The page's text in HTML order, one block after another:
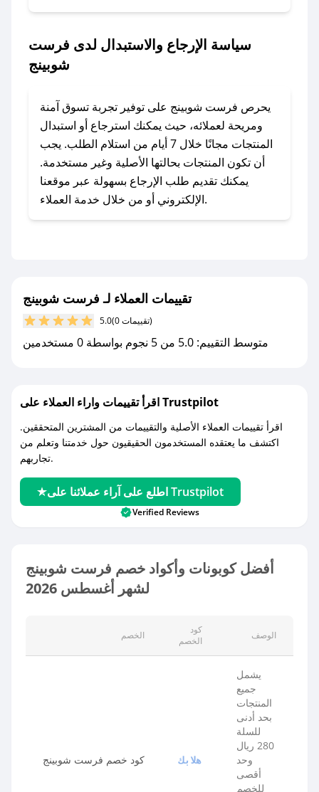
### ماذا أفعل إذا لم أجد كود خصم لمتجري
في حال عدم توفر كوبونات لمتجرك المفضل، يمكنك
مراسلتنا مباشرة وسنعمل على توفير الكوبونات في
### كيف تحصل على كوبونات خصم حصرية من
فرست شوبينج؟
للحصول على كوبونات وخصومات حصرية، قم بما
يلي:
- اضغط على أيقونة متابعة لمتجر فرست شوبينج في
مع صحصح، تسوق بذكاء ووفّر على كل مشترياتك مع
كوبونات خصم حصرية من فرست شوبينج!
سياسة الإرجاع والاستبدال لدى فرست
شوبينج
يحرص فرست شوبينج على توفير تجربة تسوق آمنة
ومريحة لعملائه، حيث يمكنك استرجاع أو استبدال
المنتجات مجانًا خلال 7 أيام من استلام الطلب. يجب
أن تكون المنتجات بحالتها الأصلية وغير مستخدمة.
يمكنك تقديم طلب الإرجاع بسهولة عبر موقعنا
الإلكتروني أو من خلال خدمة العملاء.
تقييمات العملاء لـ فرست شوبينج
5.0 (0 تقييمات)
متوسط التقييم: 5.0 من 5 نجوم بواسطة 0 مستخدمين
اقرأ تقييمات واراء العملاء على Trustpilot
اقرأ تقييمات العملاء الأصلية والتقييمات من المشترين المتحققين.
اكتشف ما يعتقده المستخدمون الحقيقيون حول خدمتنا وتعلم من
تجاربهم.
اطلع على آراء عملائنا على Trustpilot
Verified Reviews
أفضل كوبونات وأكواد خصم فرست شوبينج
لشهر أغسطس 2026
الخصم
كود
الخصم
الوصف
كود خصم فرست شوبينج هلابك
يشمل
جميع
المنتجات
بحد أدنى
للسلة
280 ريال
وحد
أقصى
للخصم